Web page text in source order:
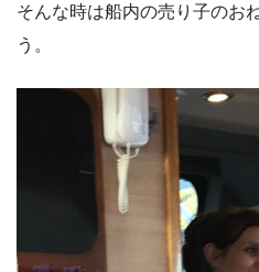
そんな時は船内の売り子のお
う。